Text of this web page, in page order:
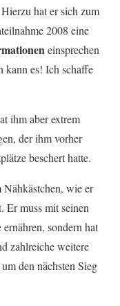
hat er sich zum
2008 eine
einsprechen
kann es! Ich schaffe
ihm aber extrem
der ihm vorher
beschert hatte.
Nähkästchen, wie er
Er muss mit seinen
sondern hat
zahlreiche weitere
den nächsten Sieg